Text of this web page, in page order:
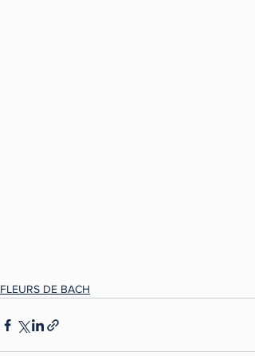
FLEURS DE BACH